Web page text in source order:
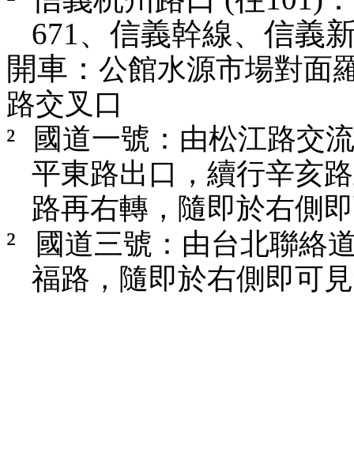
671、信義幹線、信義
開車： 公館水源市場對面
路交叉口
²
國道一號：由松江路交
平東路出口，續行辛亥
路再右轉，隨即於右側
²
國道三號：由台北聯絡
福路，隨即於右側即可